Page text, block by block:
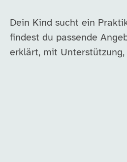
Dein Kind sucht ein
findest du passende
erklärt, mit